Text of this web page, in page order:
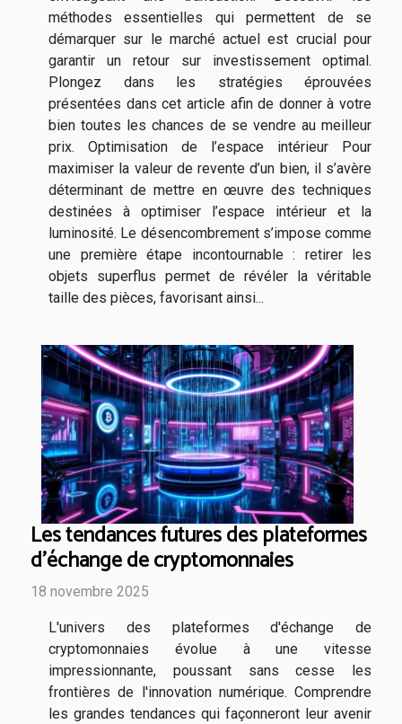
méthodes essentielles qui permettent de se
démarquer sur le marché actuel est crucial pour
garantir un retour sur investissement optimal.
Plongez dans les stratégies éprouvées
présentées dans cet article afin de donner à votre
bien toutes les chances de se vendre au meilleur
prix. Optimisation de l’espace intérieur Pour
maximiser la valeur de revente d’un bien, il s’avère
déterminant de mettre en œuvre des techniques
destinées à optimiser l’espace intérieur et la
luminosité. Le désencombrement s’impose comme
une première étape incontournable : retirer les
objets superflus permet de révéler la véritable
taille des pièces, favorisant ainsi...
Les tendances futures des plateformes
d'échange de cryptomonnaies
18 novembre 2025
L'univers des plateformes d'échange de
cryptomonnaies évolue à une vitesse
impressionnante, poussant sans cesse les
frontières de l'innovation numérique. Comprendre
les grandes tendances qui façonneront leur avenir